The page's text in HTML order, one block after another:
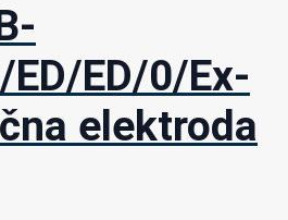
ED/0/Ex-
elektroda